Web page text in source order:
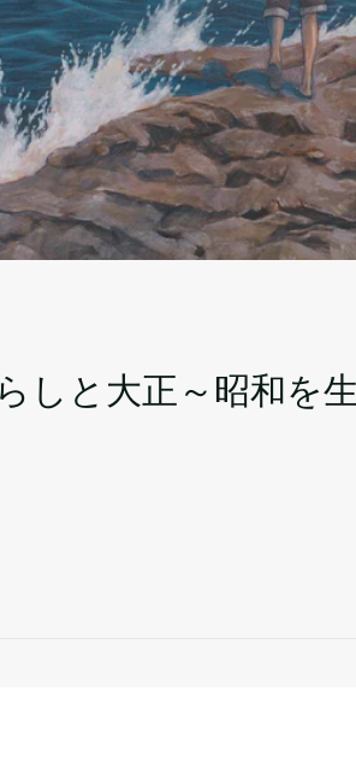
しと大正～昭和を